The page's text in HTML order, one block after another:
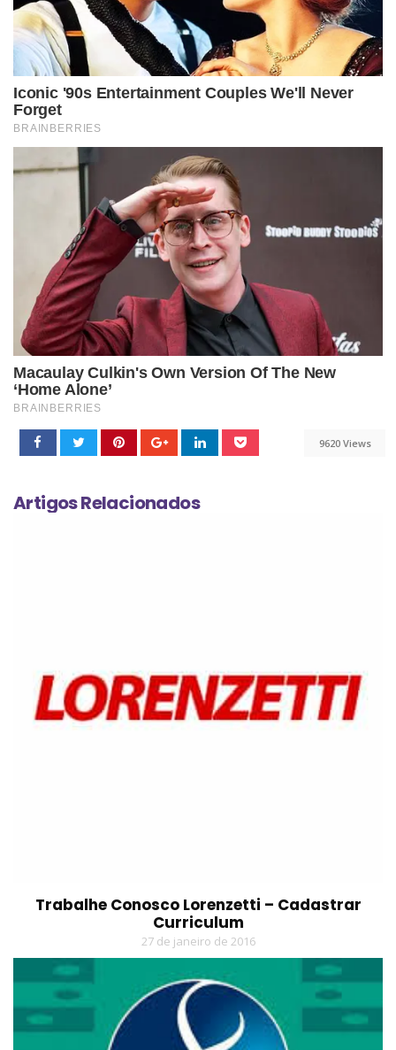
9620 Views
Artigos Relacionados
Trabalhe Conosco Lorenzetti – Cadastrar
Curriculum
27 de janeiro de 2016